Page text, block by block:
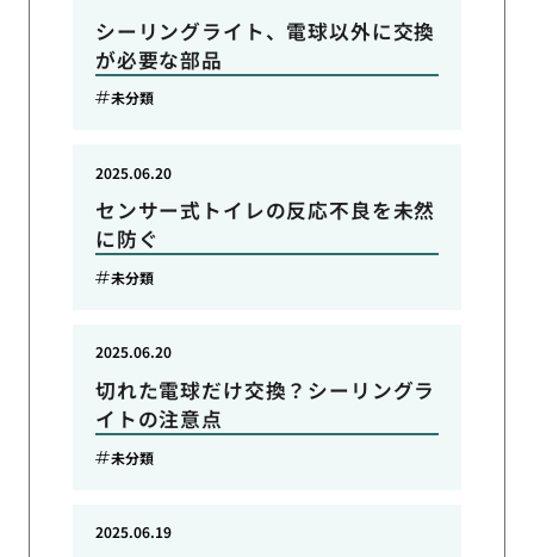
シーリングライト、電球以外に交換
が必要な部品
未分類
センサー式トイレの反応不良を未然
に防ぐ
2025.06.20
未分類
切れた電球だけ交換？シーリングラ
イトの注意点
2025.06.20
未分類
2025.06.19